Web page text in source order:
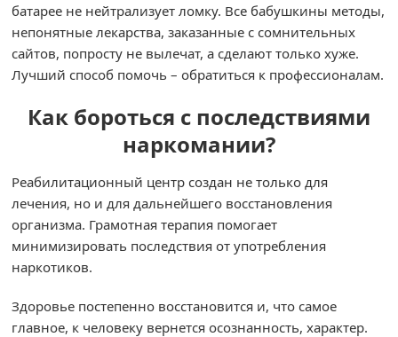
батарее не нейтрализует ломку. Все бабушкины методы,
непонятные лекарства, заказанные с сомнительных
сайтов, попросту не вылечат, а сделают только хуже.
Лучший способ помочь – обратиться к профессионалам.
Как бороться с последствиями
наркомании?
Реабилитационный центр создан не только для
лечения, но и для дальнейшего восстановления
организма. Грамотная терапия помогает
минимизировать последствия от употребления
наркотиков.
Здоровье постепенно восстановится и, что самое
главное, к человеку вернется осознанность, характер.